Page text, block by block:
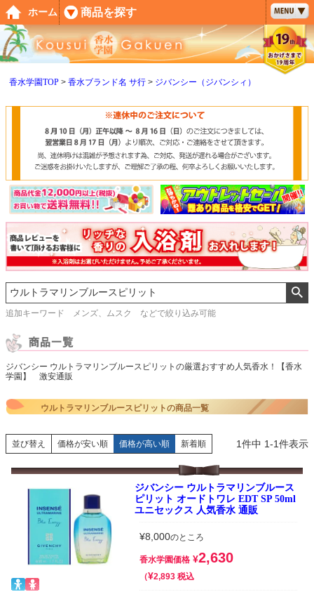
香水学園TOP 香水ブランド名 サ行 ジバンシー（ジバンシィ）
追加キーワード メンズ、ムスク などで絞り込み可能
ジバンシー ウルトラマリンブルースピリットの厳選おすすめ人気香水！【香水
学園】 激安通販
ウルトラマリンブルースピリットの商品一覧
並び替え 価格が安い順 価格が高い順 新着順 1件中 1-1件表示
ジバンシー ウルトラマリンブルース
ピリット オードトワレ EDT SP 50ml
ユニセックス 人気香水 通販
¥8,000のところ
香水学園価格 ¥2,630
¥2,893 税込
ペー
ジト
ップ
へ
ホーム 商品を探す